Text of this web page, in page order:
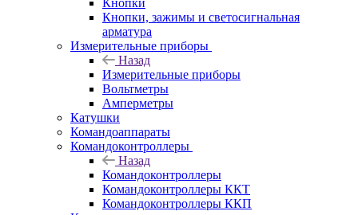
Кнопки, зажимы и светосигнальная
арматура
Измерительные приборы
Назад
Измерительные приборы
Вольтметры
Амперметры
Катушки
Командоаппараты
Командоконтроллеры
Назад
Командоконтроллеры
Командоконтроллеры ККТ
Командоконтроллеры ККП